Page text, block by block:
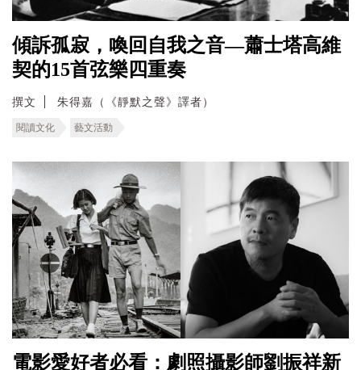
傾訴孤寂，喚回自我之音—蕭士塔高維
契的15首弦樂四重奏
撰文 朱得嘉（《靜默之聲》譯者）
閱讀文化 藝文活動
電影愛好者必看：劇照攝影師劉振祥新